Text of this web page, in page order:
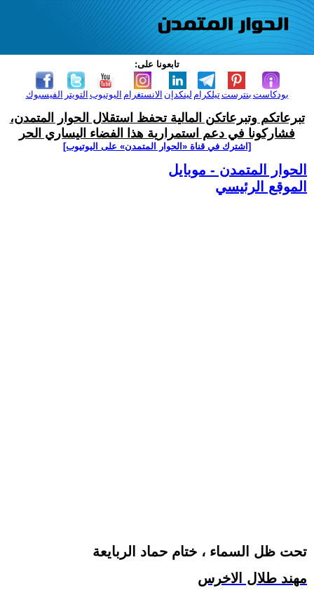
تابعونا على:
الفيسبوك التويتر اليوتيوب الانستغرام لينكدإن تيلكرامبنترست بودكاست
تبرعاتكم وتبرعاتكن المالية تحفظ استقلال الحوار المتمدن،
فشاركونا في دعم استمرارية هذا الفضاء اليساري الحر
[اشترك في قناة ‫«الحوار المتمدن» على اليوتيوب]
الحوار المتمدن - موبايل
الموقع الرئيسي
تحت ظل السماء ، ختام حماد الربايعة
مهند طلال الاخرس